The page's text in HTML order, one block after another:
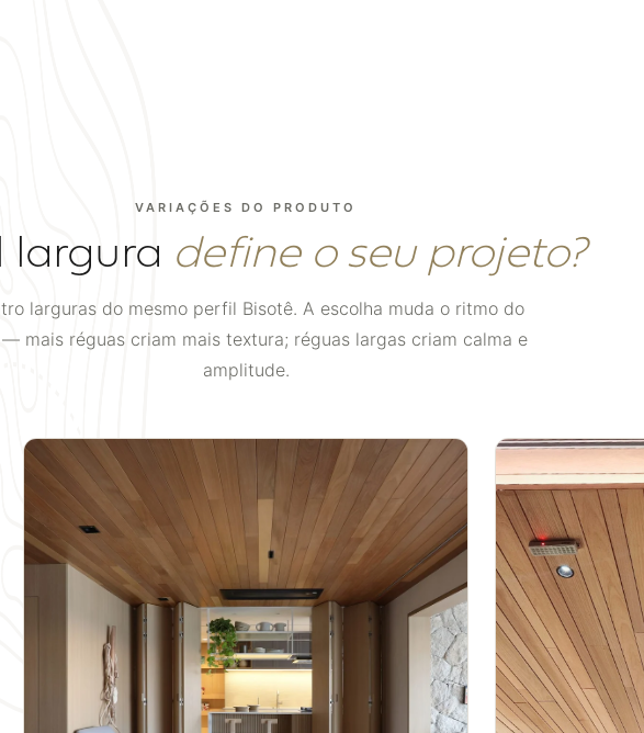
VARIAÇÕES DO PRODUTO
largura define o seu projeto?
larguras do mesmo perfil Bisotê. A escolha muda o ritmo do
mais réguas criam mais textura; réguas largas criam calma e
amplitude.